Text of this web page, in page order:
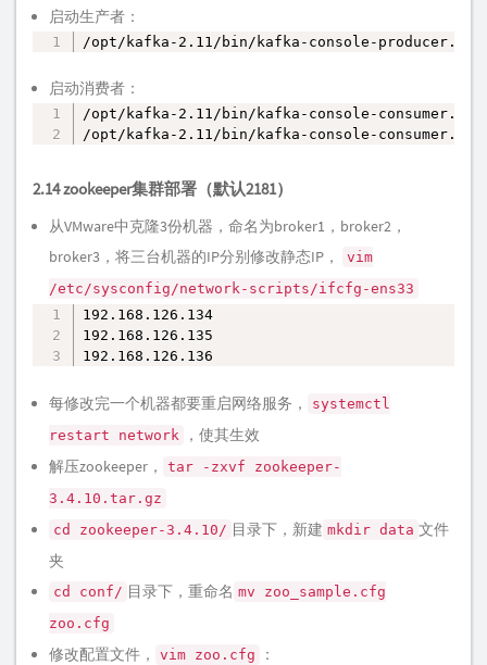
启动生产者：
/opt/kafka-2.11/bin/kafka-console-
复制
启动消费者：
/opt/kafka-2.11/bin/kafka-console-consumer.sh
/opt/kafka-2.11/bin/kafka-console-
2.14 zookeeper集群部署（默认2181）
从VMware中克隆3份机器，命名为broker1，broker2，
broker3，将三台机器的IP分别修改静态IP，
vim
/etc/sysconfig/network-scripts/ifcfg-ens33
192.168.126.134
192.168.126.135
192.168.126.136
每修改完一个机器都要重启网络服务，
systemctl
restart network
，使其生效
解压zookeeper，
tar -zxvf zookeeper-
3.4.10.tar.gz
cd zookeeper-3.4.10/ 目录下，新建 mkdir data 文件
夹
cd conf/ 目录下，重命名 mv zoo_sample.cfg
zoo.cfg
修改配置文件， vim zoo.cfg ：